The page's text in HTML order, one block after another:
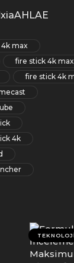
max
fire stick 4k
fire stick 4k
4k
TEKNOLOJI